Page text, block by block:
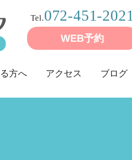
Tel.072-451-2021
WEB予約
方へ アクセス ブログ